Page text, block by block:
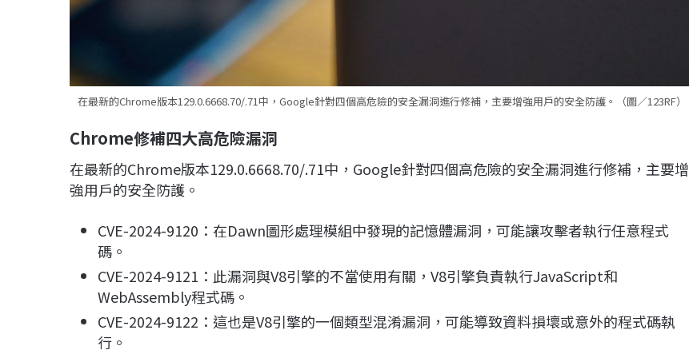
在最新的Chrome版本129.0.6668.70/.71中，Google針對四個高危險的安全漏洞進行修補，主要增強用戶的安全防護。（圖／123RF）
Chrome修補四大高危險漏洞
在最新的Chrome版本129.0.6668.70/.71中，Google針對四個高危險的安全漏洞進行修補，主要增
強用戶的安全防護。
CVE-2024-9120：在Dawn圖形處理模組中發現的記憶體漏洞，可能讓攻擊者執行任意程式
碼。
CVE-2024-9121：此漏洞與V8引擎的不當使用有關，V8引擎負責執行JavaScript和
WebAssembly程式碼。
CVE-2024-9122：這也是V8引擎的一個類型混淆漏洞，可能導致資料損壞或意外的程式碼執
行。